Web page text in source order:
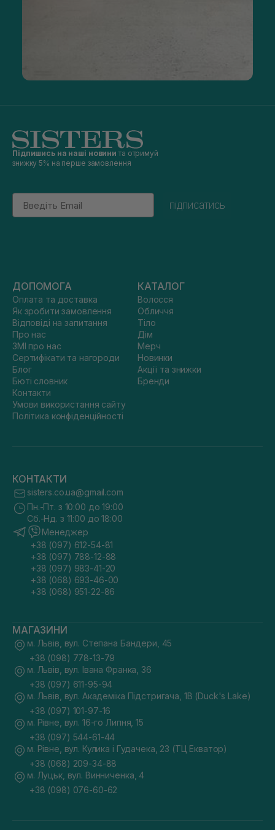
Підпишись на наші новини та отримуй
знижку 5% на перше замовлення
Email
підписатись
ДОПОМОГА
Оплата та доставка
Як зробити замовлення
Відповіді на запитання
Про нас
ЗМІ про нас
Сертифікати та нагороди
Блог
Бюті словник
Контакти
Умови використання сайту
Політика конфіденційності
КАТАЛОГ
Волосся
Обличчя
Тіло
Дім
Мерч
Новинки
Акції та знижки
Бренди
КОНТАКТИ
sisters.co.ua@gmail.com
Пн.-Пт. з 10:00 до 19:00
Сб.-Нд. з 11:00 до 18:00
Менеджер
+38 (097) 612-54-81
+38 (097) 788-12-88
+38 (097) 983-41-20
+38 (068) 693-46-00
+38 (068) 951-22-86
МАГАЗИНИ
м. Львів, вул. Степана Бандери, 45
+38 (098) 778-13-79
м. Львів, вул. Івана Франка, 36
+38 (097) 611-95-94
м. Львів, вул. Академіка Підстригача, 1В (Duck's Lake)
+38 (097) 101-97-16
м. Рівне, вул. 16-го Липня, 15
+38 (097) 544-61-44
м. Рівне, вул. Кулика і Гудачека, 23 (ТЦ Екватор)
+38 (068) 209-34-88
м. Луцьк, вул. Винниченка, 4
+38 (098) 076-60-62